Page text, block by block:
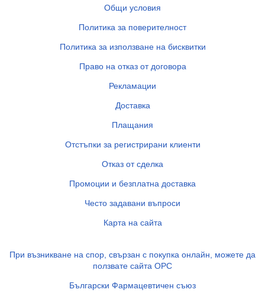
Общи условия
Политика за поверителност
Политика за използване на бисквитки
Право на отказ от договора
Рекламации
Доставка
Плащания
Отстъпки за регистрирани клиенти
Отказ от сделка
Промоции и безплатна доставка
Често задавани въпроси
Карта на сайта
При възникване на спор, свързан с покупка онлайн, можете да
ползвате сайта ОРС
Български Фармацевтичен съюз